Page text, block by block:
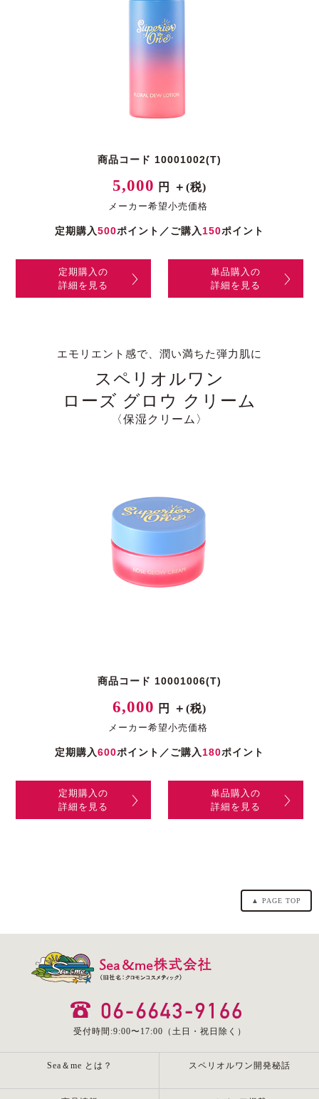
商品コード 10001002(T)
5,000 円 ＋(税)
メーカー希望小売価格
定期購入500ポイント／ご購入 150ポイント
定期購入の
詳細を見る
単品購入の
詳細を見る
エモリエント感で、潤い満ちた弾力肌に
スペリオルワン
ローズ グロウ クリーム
〈保湿クリーム〉
商品コード 10001006(T)
6,000 円 ＋(税)
メーカー希望小売価格
定期購入600ポイント／ご購入180ポイント
定期購入の
詳細を見る
単品購入の
詳細を見る
▲ PAGE TOP
受付時間:9:00〜17:00（土日・祝日除く）
Sea＆me とは？ スペリオルワン開発秘話